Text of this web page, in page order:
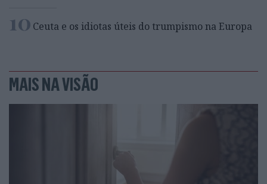
10 Ceuta e os idiotas úteis do trumpismo na Europa
MAIS NA VISÃO